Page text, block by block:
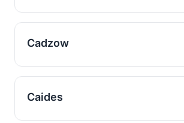
Cadzow
Caides